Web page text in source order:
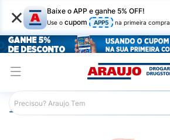
× Baixe o APP e ganhe 5% OFF!
Use o cupom APP5 na primeira compra
Araujo Higiene Pessoal